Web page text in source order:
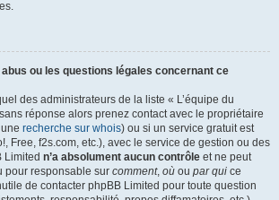
ou les questions légales concernant ce
des administrateurs de la liste « L’équipe du
réponse alors prenez contact avec le propriétaire
recherche sur whois) ou si un service gratuit est
Free, f2s.com, etc.), avec le service de gestion ou des
Limited n’a absolument aucun contrôle et ne peut
pour responsable sur comment, où ou par qui ce
de contacter phpBB Limited pour toute question